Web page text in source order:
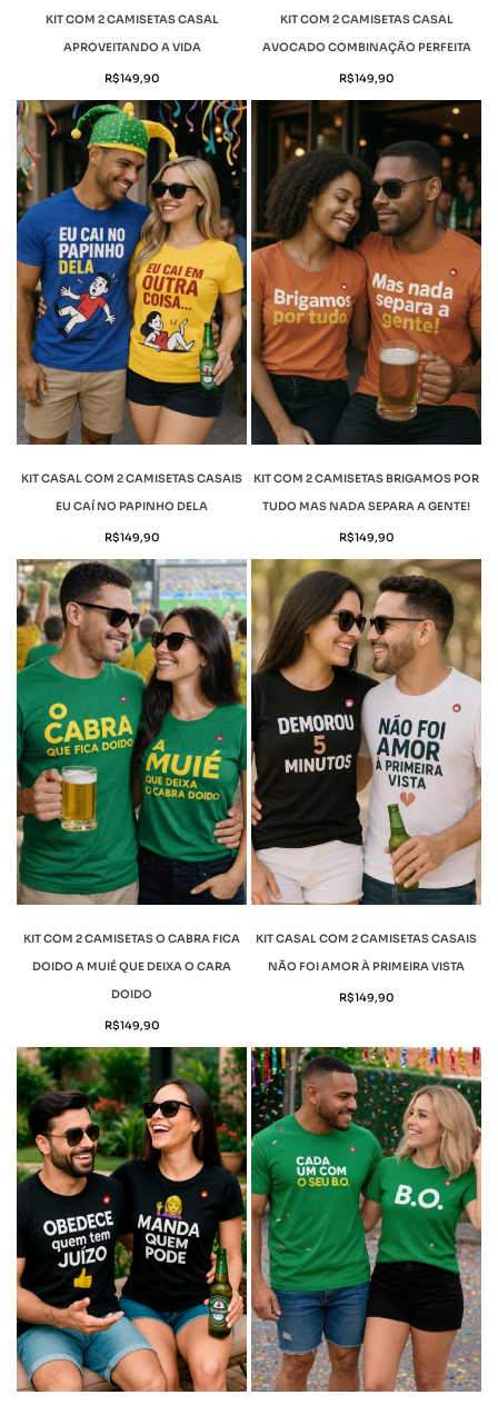
KIT COM 2 CAMISETAS CASAL
APROVEITANDO A VIDA
R$149,90
KIT COM 2 CAMISETAS CASAL
AVOCADO COMBINAÇÃO PERFEITA
R$149,90
KIT CASAL COM 2 CAMISETAS CASAIS
EU CAÍ NO PAPINHO DELA
R$149,90
KIT COM 2 CAMISETAS BRIGAMOS POR
TUDO MAS NADA SEPARA A GENTE!
R$149,90
KIT COM 2 CAMISETAS O CABRA FICA
DOIDO A MUIÉ QUE DEIXA O CARA
DOIDO
R$149,90
KIT CASAL COM 2 CAMISETAS CASAIS
NÃO FOI AMOR À PRIMEIRA VISTA
R$149,90